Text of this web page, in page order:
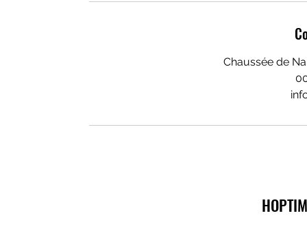
Chaussée de